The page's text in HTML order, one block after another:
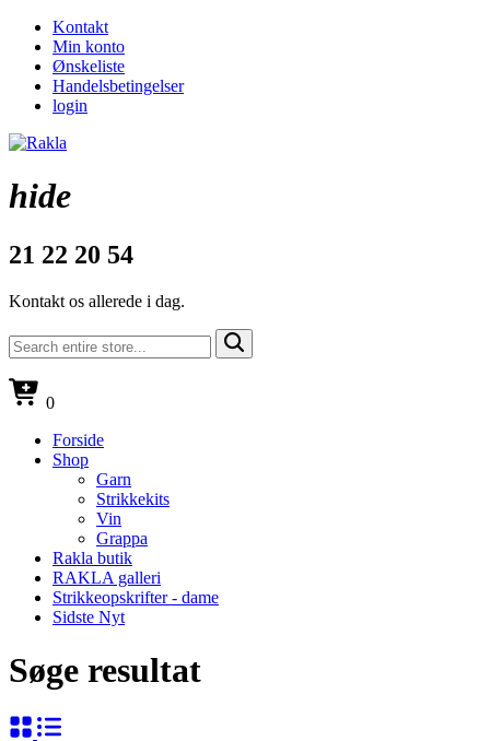
Kontakt
Min konto
Ønskeliste
Handelsbetingelser
login
hide
21 22 20 54
Kontakt os allerede i dag.
0
Forside
Shop
Garn
Strikkekits
Vin
Grappa
Rakla butik
RAKLA galleri
Strikkeopskrifter - dame
Sidste Nyt
Søge resultat